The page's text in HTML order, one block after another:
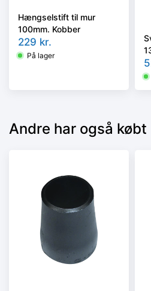
Hængselstift til mur
100mm. Kobber
229 kr.
På lager
Andre har også købt